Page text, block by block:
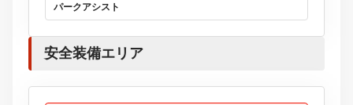
パークアシスト
安全装備エリア